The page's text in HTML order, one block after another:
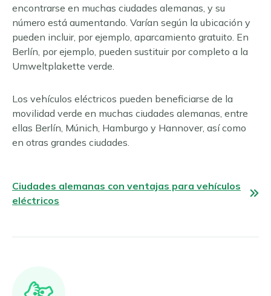
encontrarse en muchas ciudades alemanas, y su
número está aumentando. Varían según la ubicación y
pueden incluir, por ejemplo, aparcamiento gratuito. En
Berlín, por ejemplo, pueden sustituir por completo a la
Umweltplakette verde.
Los vehículos eléctricos pueden beneficiarse de la
movilidad verde en muchas ciudades alemanas, entre
ellas Berlín, Múnich, Hamburgo y Hannover, así como
en otras grandes ciudades.
Ciudades alemanas con ventajas para vehículos
eléctricos